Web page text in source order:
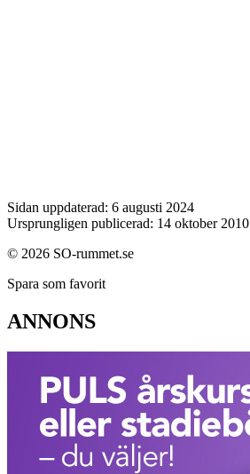
Sidan uppdaterad: 6 augusti 2024
Ursprungligen publicerad: 14 oktober 2010
© 2026 SO-rummet.se
Spara som favorit
ANNONS